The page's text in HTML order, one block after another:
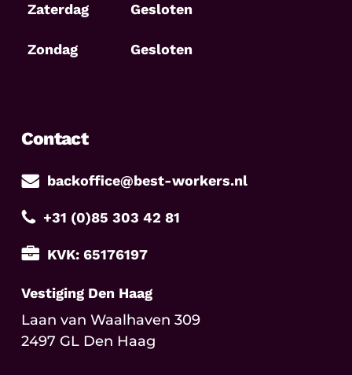
Zaterdag Gesloten
Zondag Gesloten
Contact
backoffice@best-workers.nl
+31 (0)85 303 42 81
KVK: 65176197
Vestiging Den Haag
Laan van Waalhaven 309
2497 GL Den Haag